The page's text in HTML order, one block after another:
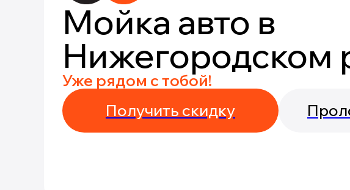
Мойка авто в
Нижегородском
Уже рядом с тобой!
Получить скидку